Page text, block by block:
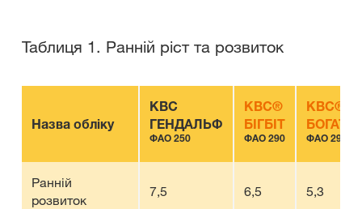
Таблиця 1. Ранній ріст та розвиток
Назва обліку
КВС
ГЕНДАЛЬФ
ФАО 250
КВС®
БІГБІТ
ФАО 290
КВС®
ФАО 290
Ранній
розвиток
7,5 6,5 5,3